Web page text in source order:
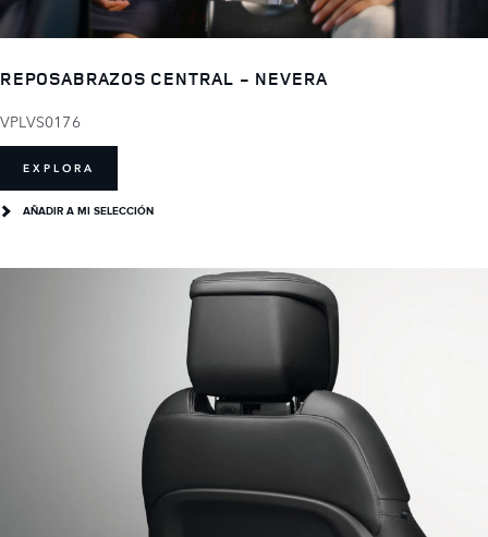
REPOSABRAZOS CENTRAL - NEVERA
VPLVS0176
EXPLORA
AÑADIR A MI SELECCIÓN